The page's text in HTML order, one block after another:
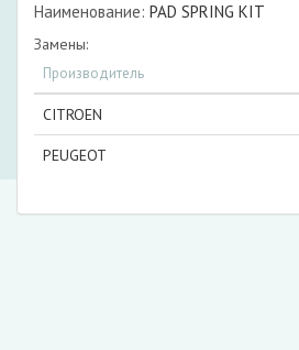
Наименование: PAD SPRING KIT
Замены:
Производитель
CITROEN
PEUGEOT